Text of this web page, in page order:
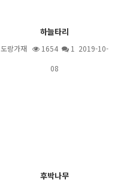
하늘타리
도랑가재 1654 1 2019-10-
08
후박나무